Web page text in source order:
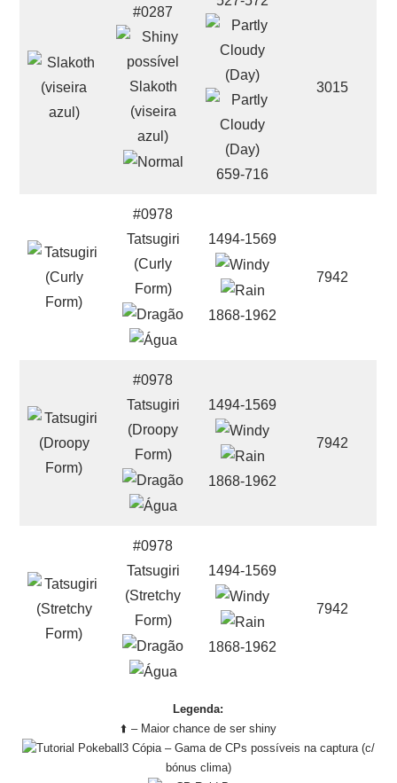
#0287
Slakoth
(viseira
azul)
659-716
3015
#0978
Tatsugiri
(Curly
Form)
1494-1569
1868-1962
7942
#0978
Tatsugiri
(Droopy
Form)
1494-1569
1868-1962
7942
#0978
Tatsugiri
(Stretchy
Form)
1494-1569
1868-1962
7942
Legenda:
⬆️ – Maior chance de ser shiny
– Gama de CPs possíveis na captura (c/
bónus clima)